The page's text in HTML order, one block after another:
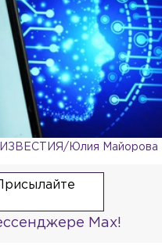
Юлия Майорова
Max!